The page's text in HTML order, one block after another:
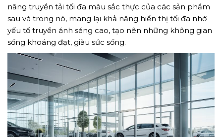
năng truyền tải tối đa màu sắc thực của các sản phẩm
sau và trong nó, mang lại khả năng hiển thị tối đa nhờ
yếu tố truyền ánh sáng cao, tạo nên những không gian
sống khoáng đạt, giàu sức sống.